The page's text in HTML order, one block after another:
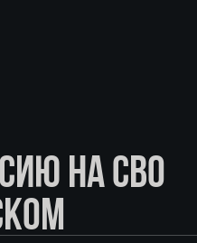
НА СВО